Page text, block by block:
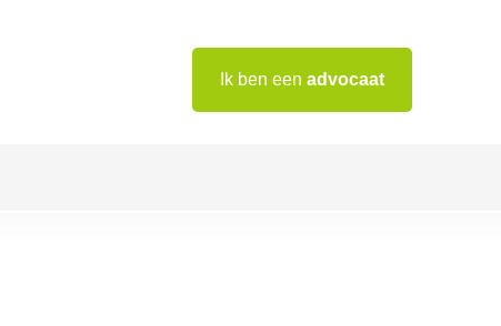
Ik ben een advocaat